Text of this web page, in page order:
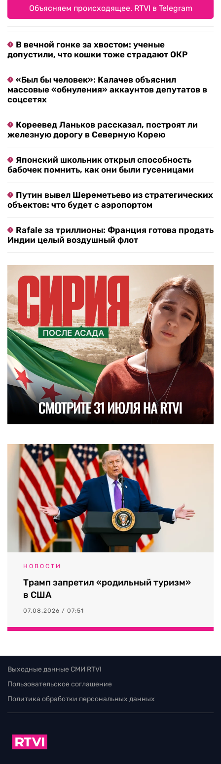
Объясняем происходящее. RTVI в Telegram
В вечной гонке за хвостом: ученые
допустили, что кошки тоже страдают ОКР
«Был бы человек»: Калачев объяснил
массовые «обнуления» аккаунтов депутатов в
соцсетях
Кореевед Ланьков рассказал, построят ли
железную дорогу в Северную Корею
Японский школьник открыл способность
бабочек помнить, как они были гусеницами
Путин вывел Шереметьево из стратегических
объектов: что будет с аэропортом
Rafale за триллионы: Франция готова продать
Индии целый воздушный флот
НОВОСТИ
Трамп запретил «родильный туризм»
в США
07.08.2026 / 07:51
Выходные данные СМИ RTVI
Пользовательское соглашение
Политика обработки персональных данных